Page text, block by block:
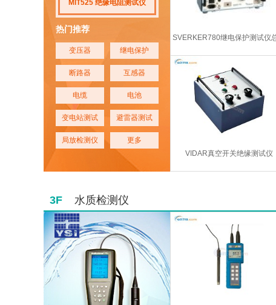
MIT525 绝缘电阻测试仪
热门推荐
变压器 继电保护
断路器 互感器
电缆 电池
变电站测试 避雷器测试
局放检测仪 更多
SVERKER780继电保护测试仪
VIDAR真空开关绝缘测试仪
3F 水质检测仪